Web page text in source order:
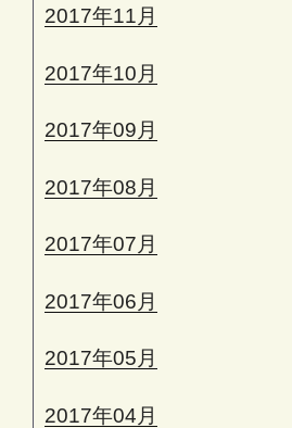
2017年11月
2017年10月
2017年09月
2017年08月
2017年07月
2017年06月
2017年05月
2017年04月